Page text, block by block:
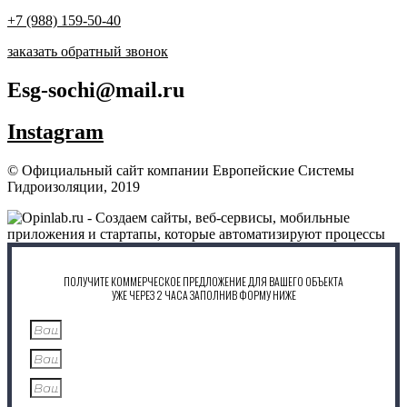
+7 (988) 159-50-40
заказать обратный звонок
Esg-sochi@mail.ru
Instagram
© Официальный сайт компании Европейские Системы
Гидроизоляции, 2019
ПОЛУЧИТЕ КОММЕРЧЕСКОЕ ПРЕДЛОЖЕНИЕ ДЛЯ ВАШЕГО ОБЪЕКТА
УЖЕ ЧЕРЕЗ 2 ЧАСА ЗАПОЛНИВ ФОРМУ НИЖЕ